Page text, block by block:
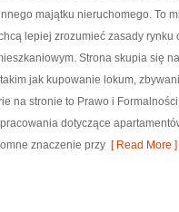
majątku nieruchomego. To
lepiej zrozumieć zasady
Strona skupia się
jak kupowanie lokum,
na stronie to Prawo i
dotyczące
znaczenie przy [ Read More ]